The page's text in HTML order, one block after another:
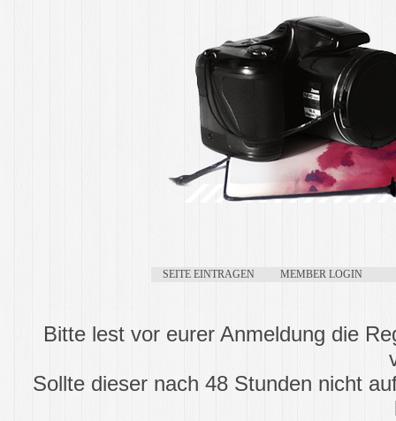
SEITE EINTRAGEN MEMBER LOGIN
Bitte lest vor eurer Anmeldung die
Sollte dieser nach 48 Stunden nicht